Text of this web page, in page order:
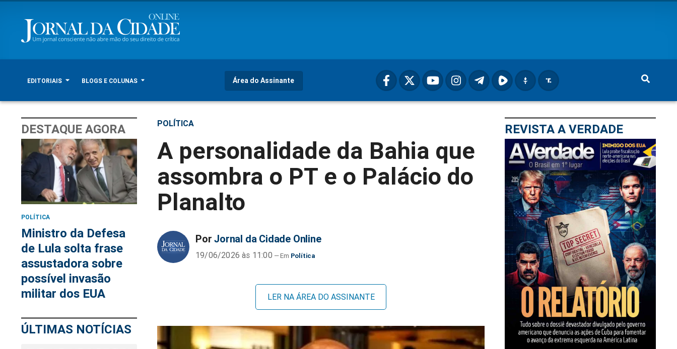
EDITORIAIS BLOGS E COLUNAS Área do Assinante
DESTAQUE AGORA
POLÍTICA
Ministro da Defesa
de Lula solta frase
assustadora sobre
possível invasão
militar dos EUA
ÚLTIMAS NOTÍCIAS
POLÍTICA
A personalidade da Bahia que
assombra o PT e o Palácio do
Planalto
Por Jornal da Cidade Online
19/06/2026 às 11:00 Política
LER NA ÁREA DO ASSINANTE
REVISTA A VERDADE